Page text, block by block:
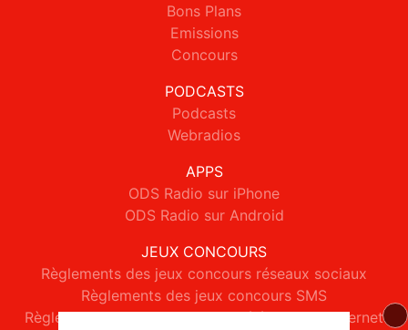
Bons Plans
Emissions
Concours
PODCASTS
Podcasts
Webradios
APPS
ODS Radio sur iPhone
ODS Radio sur Android
JEUX CONCOURS
Règlements des jeux concours réseaux sociaux
Règlements des jeux concours SMS
Règlements des jeux concours téléphone et internet